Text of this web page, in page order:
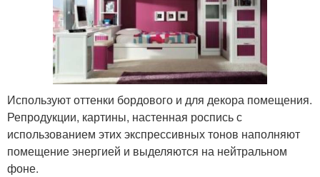
Используют оттенки бордового и для декора помещения.
Репродукции, картины, настенная роспись с
использованием этих экспрессивных тонов наполняют
помещение энергией и выделяются на нейтральном
фоне.